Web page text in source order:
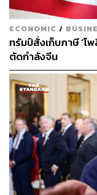
ECONOMIC /
ทรัมป์สั่งเก็บภาษี ‘โ
ตัดกำลังจีน